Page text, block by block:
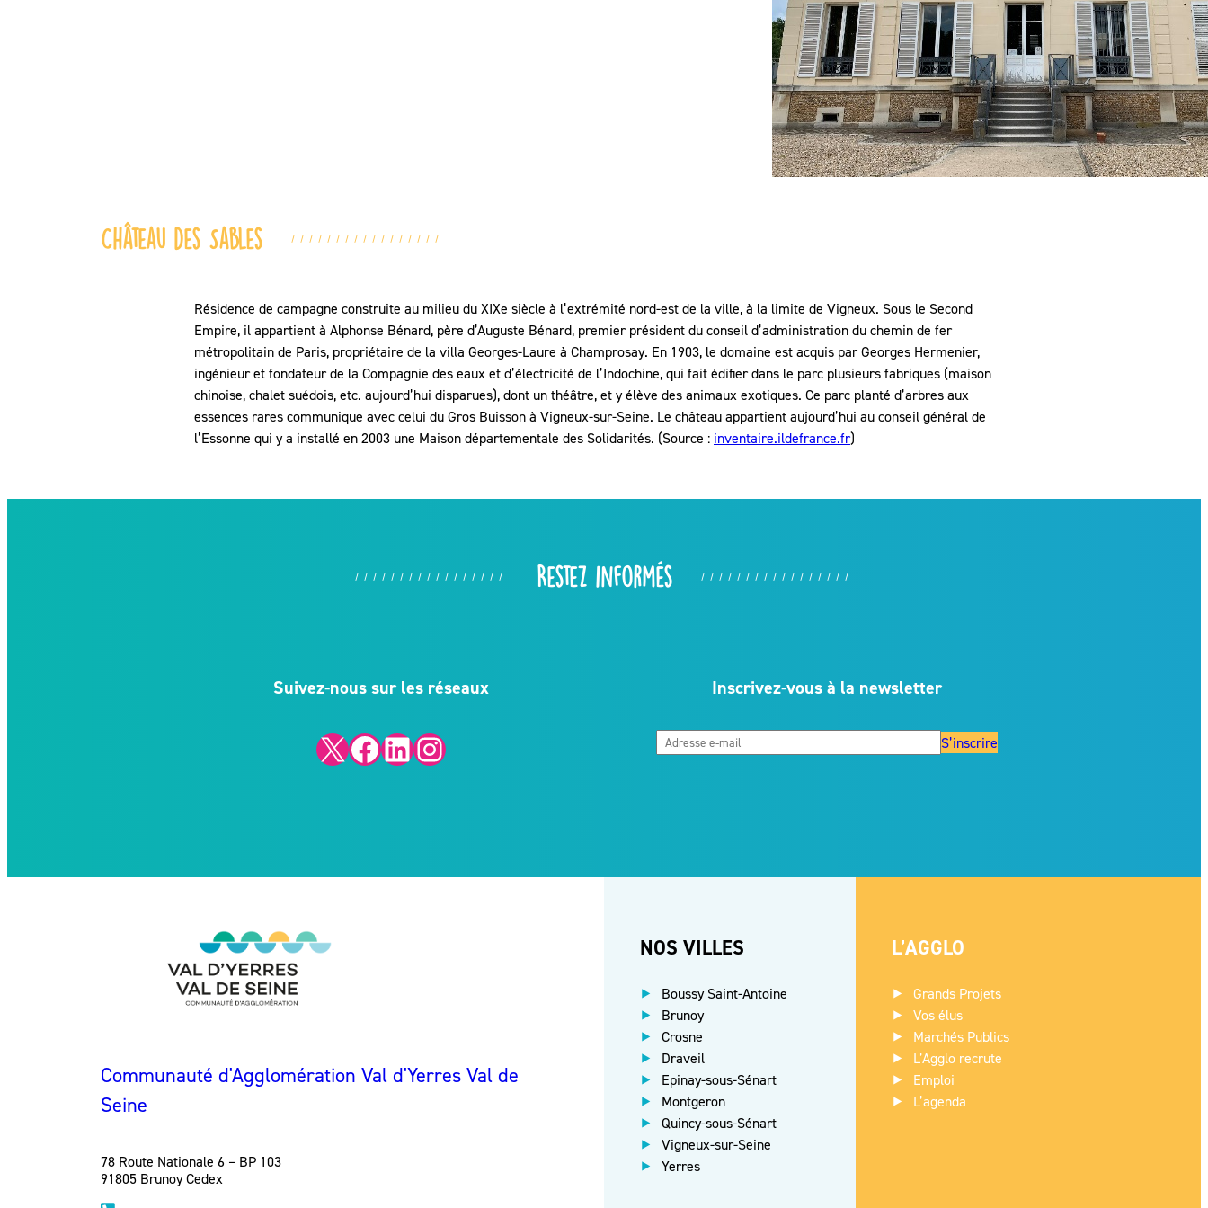
Château des Sables
Résidence de campagne construite au milieu du XIXe siècle à l’extrémité nord-est de la ville, à la limite de Vigneux. Sous le Second
Empire, il appartient à Alphonse Bénard, père d’Auguste Bénard, premier président du conseil d’administration du chemin de fer
métropolitain de Paris, propriétaire de la villa Georges-Laure à Champrosay. En 1903, le domaine est acquis par Georges Hermenier,
ingénieur et fondateur de la Compagnie des eaux et d’électricité de l’Indochine, qui fait édifier dans le parc plusieurs fabriques (maison
chinoise, chalet suédois, etc. aujourd’hui disparues), dont un théâtre, et y élève des animaux exotiques. Ce parc planté d’arbres aux
essences rares communique avec celui du Gros Buisson à Vigneux-sur-Seine. Le château appartient aujourd’hui au conseil général de
l’Essonne qui y a installé en 2003 une Maison départementale des Solidarités. (Source : inventaire.ildefrance.fr)
Restez informés
Suivez-nous sur les réseaux
X Facebook LinkedIn Instagram
Inscrivez-vous à la newsletter
S’inscrire
Communauté d'Agglomération Val d'Yerres Val de
Seine
78 Route Nationale 6 – BP 103
91805 Brunoy Cedex
NOS VILLES
Boussy Saint-Antoine
Brunoy
Crosne
Draveil
Epinay-sous-Sénart
Montgeron
Quincy-sous-Sénart
Vigneux-sur-Seine
Yerres
L’AGGLO
Grands Projets
Vos élus
Marchés Publics
L’Agglo recrute
Emploi
L’agenda